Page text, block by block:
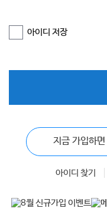
아이디 저장
지금 가입하면
아이디 찾기